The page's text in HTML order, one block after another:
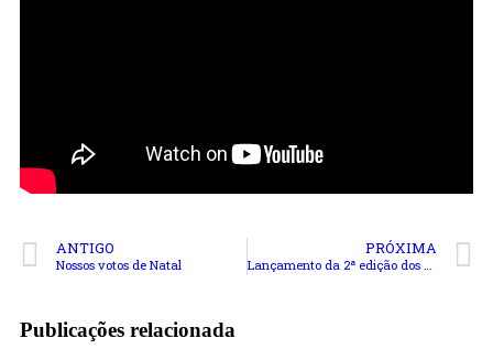
ANTIGO
Nossos votos de Natal
PRÓXIMA
Lançamento da 2ª edição dos prêmios nacionais ETIV-UVigo
Publicações relacionada